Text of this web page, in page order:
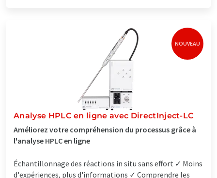
NOUVEAU
Analyse HPLC en ligne avec DirectInject-LC
Améliorez votre compréhension du processus grâce à
l'analyse HPLC en ligne
Échantillonnage des réactions in situ sans effort ✓ Moins
d'expériences, plus d'informations ✓ Comprendre les